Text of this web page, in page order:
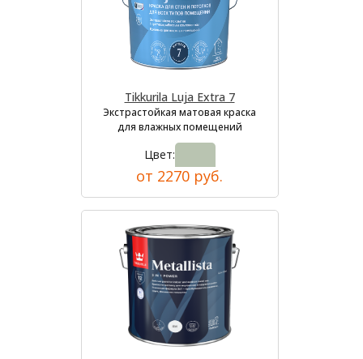
Tikkurila Luja Extra 7
Экстрастойкая матовая краска
для влажных помещений
Цвет:
от 2270 руб.